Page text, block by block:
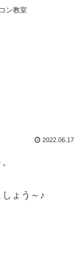
ン教室
2022.06.17
ょう～♪